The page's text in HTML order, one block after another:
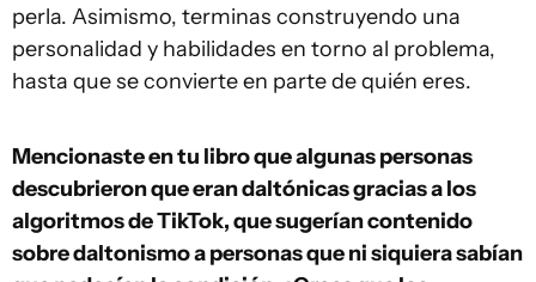
perla. Asimismo, terminas construyendo una
personalidad y habilidades en torno al problema,
hasta que se convierte en parte de quién eres.
Mencionaste en tu libro que algunas personas
descubrieron que eran daltónicas gracias a los
algoritmos de TikTok, que sugerían contenido
sobre daltonismo a personas que ni siquiera sabían